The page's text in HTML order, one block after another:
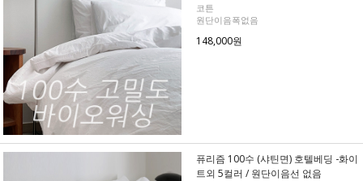
코튼
원단이음폭없음
148,000원
퓨리즘 100수 (샤틴면) 호텔베딩 -화이
트외 5컬러 / 원단이음선 없음